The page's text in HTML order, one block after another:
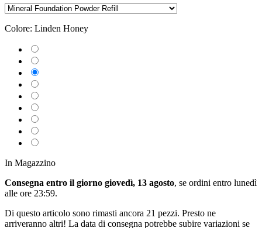
Colore: Linden Honey
In Magazzino
Consegna entro il giorno giovedì, 13 agosto, se ordini entro lunedì
alle ore 23:59.
Di questo articolo sono rimasti ancora 21 pezzi. Presto ne
arriveranno altri! La data di consegna potrebbe subire variazioni se